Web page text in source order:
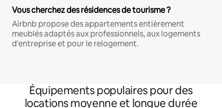
Vous cherchez des résidences de tourisme ?
Airbnb propose des appartements entièrement
meublés adaptés aux professionnels, aux logements
d'entreprise et pour le relogement.
Équipements populaires pour des
locations moyenne et longue durée